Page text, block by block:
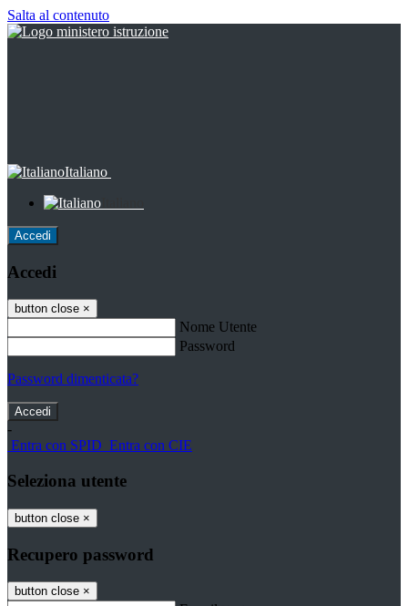
Salta al contenuto
Italiano
Accedi
Accedi
button close ×
Nome Utente
Password
Password dimenticata?
-
Entra con SPID Entra con CIE
Seleziona utente
button close ×
Recupero password
button close ×